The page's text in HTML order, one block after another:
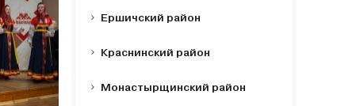
Ершичский район
Краснинский район
Монастырщинский район